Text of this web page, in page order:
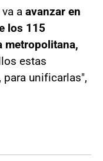
a avanzar en
los 115
metropolitana,
estas
unificarlas",